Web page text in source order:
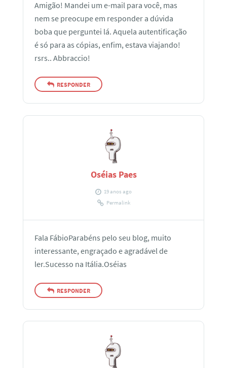
Amigão! Mandei um e-mail para você, mas
nem se preocupe em responder a dúvida
boba que perguntei lá. Aquela autentificação
é só para as cópias, enfim, estava viajando!
rsrs.. Abbraccio!
RESPONDER
Oséias Paes
19 anos ago
Permalink
Fala FábioParabéns pelo seu blog, muito
interessante, engraçado e agradável de
ler.Sucesso na Itália.Oséias
RESPONDER